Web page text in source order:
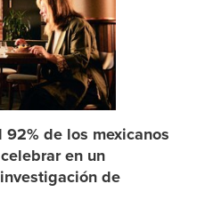
de los mexicanos
en un
de